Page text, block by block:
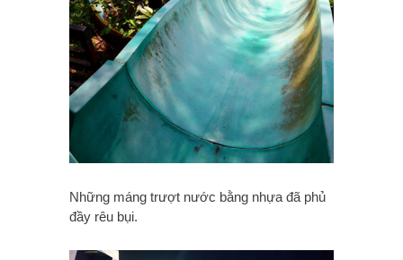
Những máng trượt nước bằng nhựa đã phủ
đầy rêu bụi.